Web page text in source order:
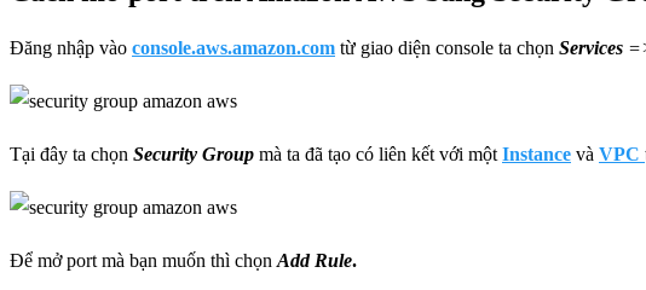
Đăng nhập vào console.aws.amazon.com từ giao diện console ta chọn Services
Tại đây ta chọn Security Group mà ta đã tạo có liên kết với mộtInstance và VPC
Để mở port mà bạn muốn thì chọnAdd Rule.